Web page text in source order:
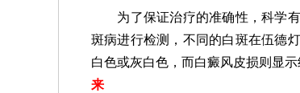
为了保证治疗的准确性，科学有
斑病进行检测，不同的白斑在伍德
白色或灰白色，而白癜风皮损则显
来